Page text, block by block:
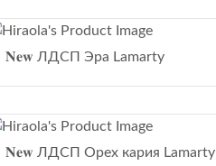
𝐍𝐞𝐰 ЛДСП Эра Lamarty
𝐍𝐞𝐰 ЛДСП Орех кария Lamarty